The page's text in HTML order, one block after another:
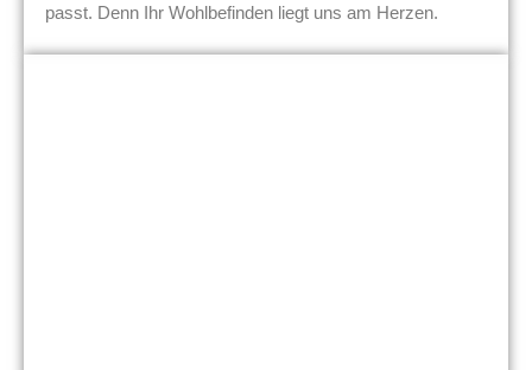
passt. Denn Ihr Wohlbefinden liegt uns am Herzen.